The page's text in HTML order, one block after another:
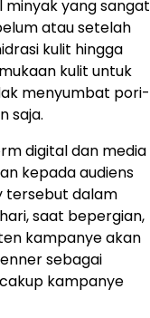
minyak yang sangat
atau setelah
kulit hingga
kulit untuk
menyumbat pori-
saja.
digital dan media
kepada audiens
tersebut dalam
saat bepergian,
kampanye akan
sebagai
kampanye